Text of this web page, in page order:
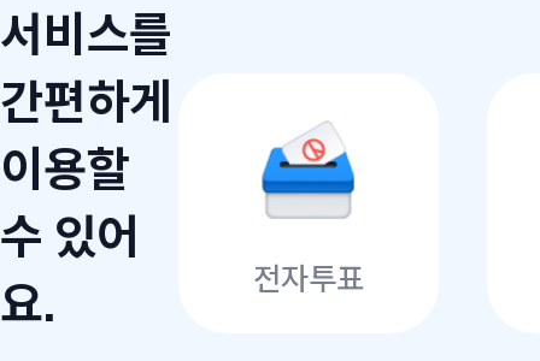
서비스를
간편하게
이용할
수 있어
요.
전자투표